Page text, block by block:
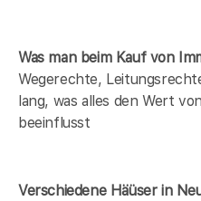
Was man beim Kauf von
Wegerechte,
lang, was alles den Wert
beeinflusst
Verschiedene Häüser in